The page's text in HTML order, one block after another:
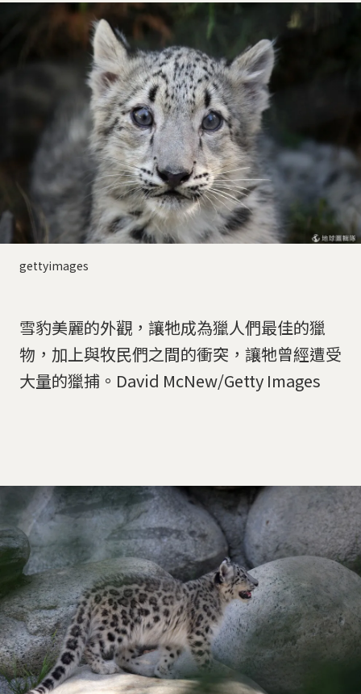
gettyimages
雪豹美麗的外觀，讓牠成為獵人們最佳的獵
物，加上與牧民們之間的衝突，讓牠曾經遭受
大量的獵捕。David McNew/Getty Images